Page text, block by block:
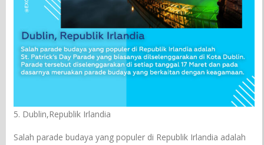
5. Dublin,Republik Irlandia
Salah parade budaya yang populer di Republik Irlandia adalah